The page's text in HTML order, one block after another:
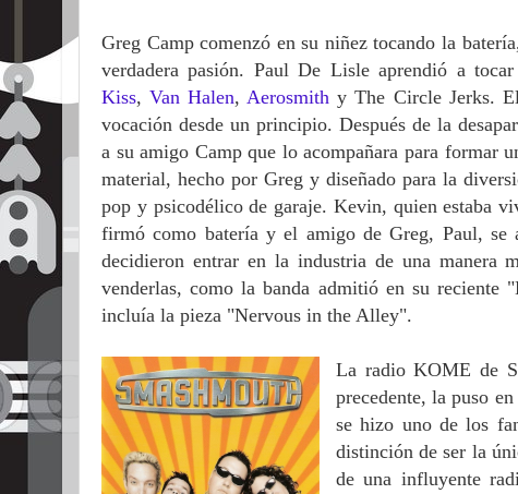
Greg Camp comenzó en su niñez tocando la
verdadera pasión. Paul De Lisle aprendió a
Kiss,Van Halen,Aerosmith y The Circle Jerks.
vocación desde un principio. Después de la
a su amigo Camp que lo acompañara para formar
material, hecho por Greg y diseñado para la
pop y psicodélico de garaje. Kevin, quien estaba
firmó como batería y el amigo de Greg, Paul, se
decidieron entrar en la industria de una manera
venderlas, como la banda admitió en su reciente
incluía la pieza "Nervous in the Alley".
La radio KOME de
precedente, la puso
se hizo uno de los
distinción de ser la
de una influyente